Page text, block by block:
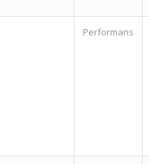
Performans